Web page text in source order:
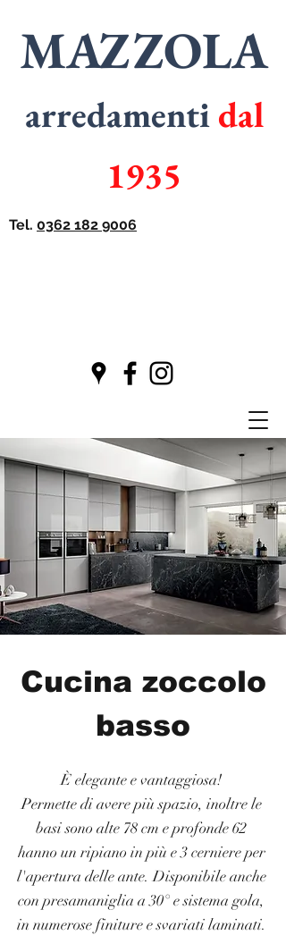
MAZZOLA
arredamentidal
1935
Tel. 0362 182 9006
Cucina zoccolo
basso
È elegante e vantaggiosa!
Permette di avere più spazio, inoltre le
basi sono alte 78 cm e profonde 62
hanno un ripiano in più e 3 cerniere per
l'apertura delle ante. Disponibile anche
con presamaniglia a 30° e sistema gola,
in numerose finiture e svariati laminati.